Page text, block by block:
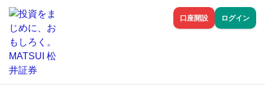
口座開設 ログイン